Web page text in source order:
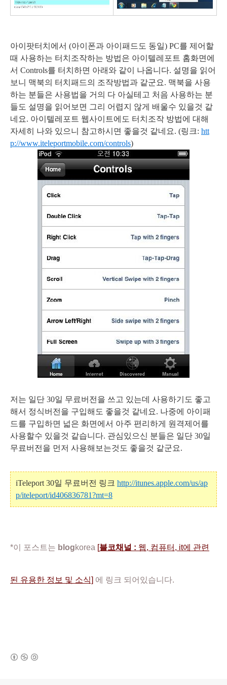
아이팟터치에서 (아이폰과 아이패드도 동일) PC를 제어할
때 사용하는 터치조작하는 방법은 아이텔레포트 홈화면에
서 Controls를 터치하면 아래와 같이 나옵니다. 설명을 읽어
보니 맥북의 터치패드의 조작방법과 같군요. 맥북을 사용
하는 분들은 사용법을 거의 다 아실테고 처음 사용하는 분
들도 설명을 읽어보면 그리 어렵지 않게 배울수 있을것 같
네요. 아이텔레포트 웹사이트에도 터치조작 방법에 대해
자세히 나와 있으니 참고하시면 좋을것 같네요. (링크: htt
p://www.iteleportmobile.com/controls)
저는 일단 30일 무료버전을 쓰고 있는데 사용하기도 좋고
해서 정식버전을 구입해도 좋을것 같네요. 나중에 아이패
드를 구입하면 넓은 화면에서 아주 편리하게 원격제어를
사용할수 있을것 같습니다. 관심있으신 분들은 일단 30일
무료버전을 먼저 사용해보는것도 좋을것 같군요.
iTeleport 30일 무료버전 링크 http://itunes.apple.com/us/ap
p/iteleport/id406836781?mt=8
*이 포스트는 blogkorea [블코채널 : 웹, 컴퓨터, it에 관련
된 유용한 정보 및 소식] 에 링크 되어있습니다.